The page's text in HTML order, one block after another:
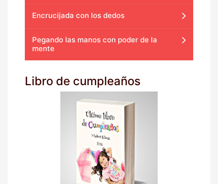
Encrucijada con los dedos
Pegando las manos con poder de la
mente
Libro de cumpleaños